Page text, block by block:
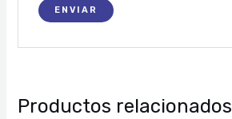
Productos relacionados